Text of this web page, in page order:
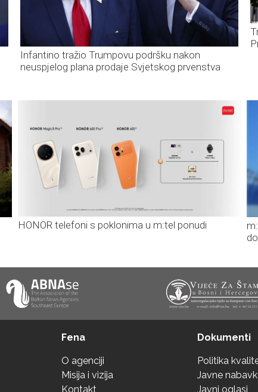
Infantino tražio Trumpovu podršku nakon
neuspjelog plana prodaje Svjetskog prvenstva
HONOR telefoni s poklonima u m:tel ponudi
Fena
O agenciji
Misija i vizija
Kontakt
Dokumenti
Politika
Javne
Javni oglasi